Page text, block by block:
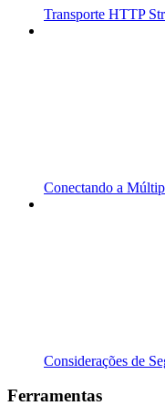
Transporte HTTP
Conectando a
Considerações de
Ferramentas